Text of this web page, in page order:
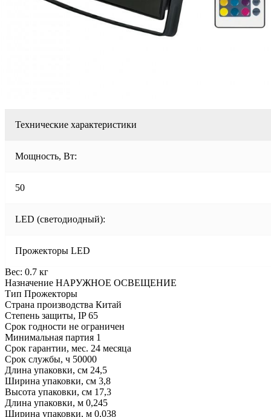
Технические характеристики
Мощность, Вт:
50
LED (светодиодный):
Прожекторы LED
Вес: 0.7 кг
Назначение НАРУЖНОЕ ОСВЕЩЕНИЕ
Тип Прожекторы
Страна производства Китай
Степень защиты, IP 65
Срок годности не ограничен
Минимальная партия 1
Срок гарантии, мес. 24 месяца
Срок службы, ч 50000
Длина упаковки, см 24,5
Ширина упаковки, см 3,8
Высота упаковки, см 17,3
Длина упаковки, м 0,245
Ширина упаковки, м 0,038